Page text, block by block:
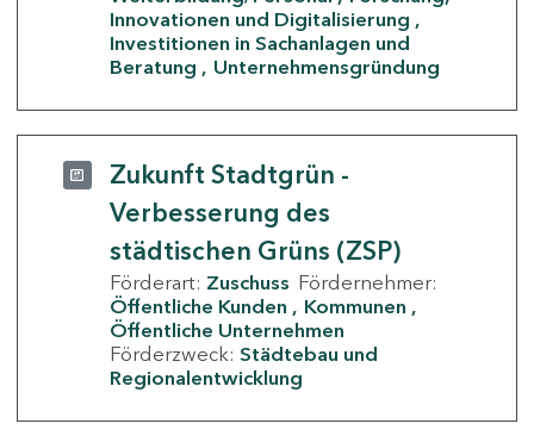
Innovationen und Digitalisierung
Investitionen in Sachanlagen und
Beratung
Unternehmensgründung
Zukunft Stadtgrün -
Verbesserung des
städtischen Grüns (ZSP)
Förderart: Zuschuss Fördernehmer:
Öffentliche Kunden
Kommunen
Öffentliche Unternehmen
Förderzweck: Städtebau und
Regionalentwicklung